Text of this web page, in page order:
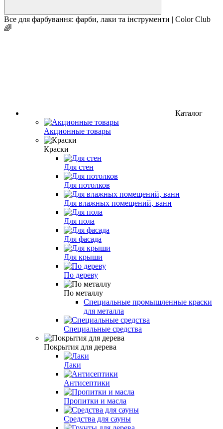
Все для фарбування: фарби, лаки та інструменти | Color Club
🌈
Каталог
Акционные товары
Краски
Для стен
Для потолков
Для влажных помещений, ванн
Для пола
Для фасада
Для крыши
По дереву
По металлу
Специальные промышленные краски
для металла
Специальные средства
Покрытия для дерева
Лаки
Антисептики
Пропитки и масла
Средства для сауны